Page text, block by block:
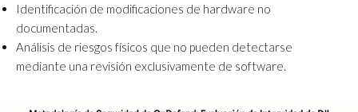
Identificación de modificaciones de hardware no
documentadas.
Análisis de riesgos físicos que no pueden detectarse
mediante una revisión exclusivamente de software.